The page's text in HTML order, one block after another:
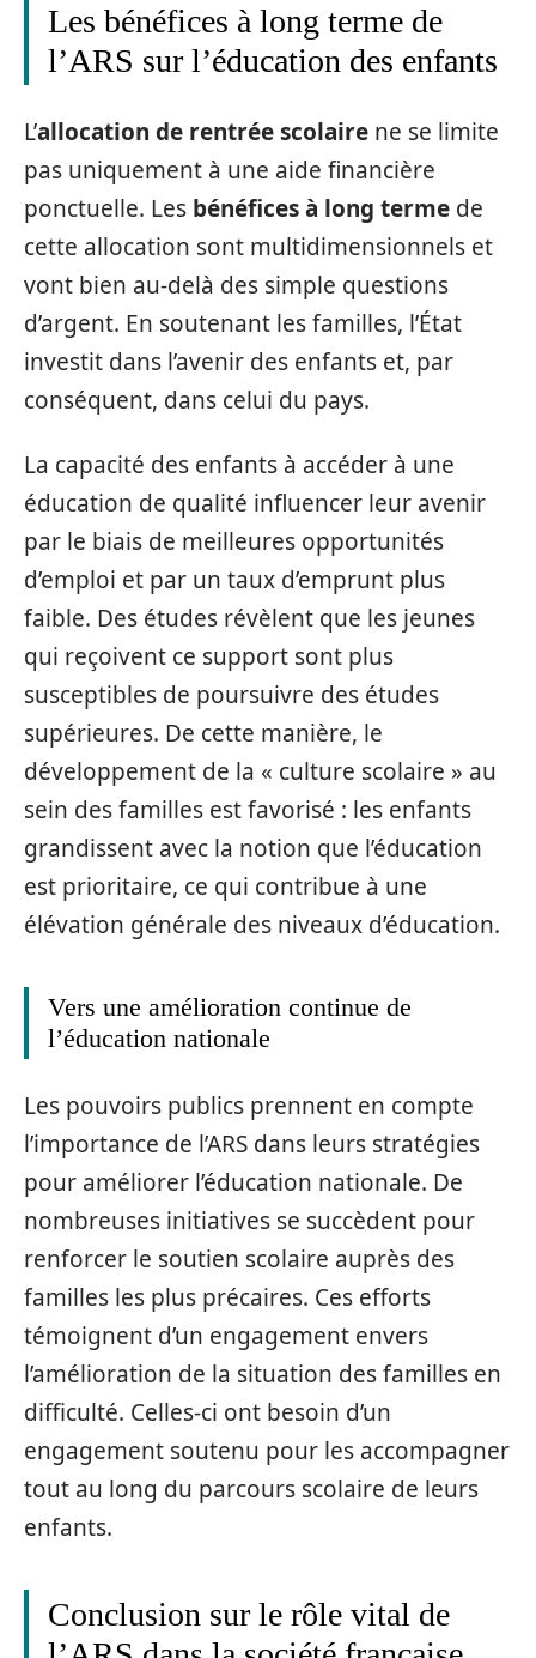
Les bénéfices à long terme de
l’ARS sur l’éducation des enfants
L’allocation de rentrée scolaire ne se limite
pas uniquement à une aide financière
ponctuelle. Les bénéfices à long terme de
cette allocation sont multidimensionnels et
vont bien au-delà des simple questions
d’argent. En soutenant les familles, l’État
investit dans l’avenir des enfants et, par
conséquent, dans celui du pays.
La capacité des enfants à accéder à une
éducation de qualité influencer leur avenir
par le biais de meilleures opportunités
d’emploi et par un taux d’emprunt plus
faible. Des études révèlent que les jeunes
qui reçoivent ce support sont plus
susceptibles de poursuivre des études
supérieures. De cette manière, le
développement de la « culture scolaire » au
sein des familles est favorisé : les enfants
grandissent avec la notion que l’éducation
est prioritaire, ce qui contribue à une
élévation générale des niveaux d’éducation.
Vers une amélioration continue de
l’éducation nationale
Les pouvoirs publics prennent en compte
l’importance de l’ARS dans leurs stratégies
pour améliorer l’éducation nationale. De
nombreuses initiatives se succèdent pour
renforcer le soutien scolaire auprès des
familles les plus précaires. Ces efforts
témoignent d’un engagement envers
l’amélioration de la situation des familles en
difficulté. Celles-ci ont besoin d’un
engagement soutenu pour les accompagner
tout au long du parcours scolaire de leurs
enfants.
Conclusion sur le rôle vital de